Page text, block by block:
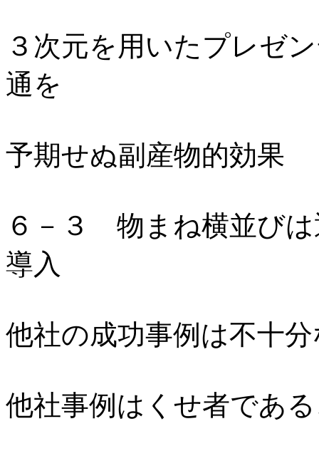
３次元を用いたプレゼ
通を
予期せぬ副産物的効果
６－３ 物まね横並び
導入
他社の成功事例は不十
他社事例はくせ者であ